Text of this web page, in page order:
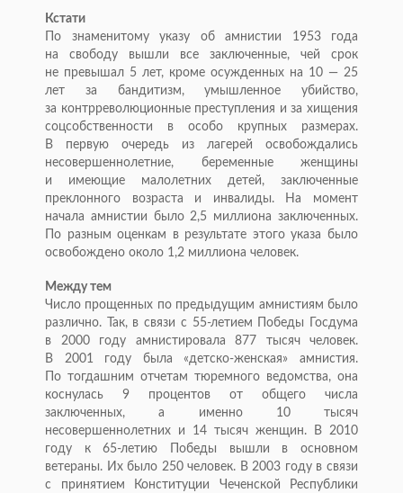
Кстати
По
знаменитому указу об
амнистии 1953 года
на
свободу вышли все заключенные, чей срок
не превышал 5 лет, кроме осужденных на 10 — 25
лет за
бандитизм, умышленное убийство,
за контрреволюционные преступления и за хищения
соцсобственности в
особо крупных размерах.
В
первую очередь из
лагерей освобождались
несовершеннолетние, беременные женщины
и
имеющие малолетних детей, заключенные
преклонного возраста и
инвалиды. На
момент
начала амнистии было 2,5 миллиона заключенных.
По разным оценкам в результате этого указа было
освобождено около 1,2 миллиона человек.
Между тем
Число прощенных по предыдущим амнистиям было
различно. Так, в связи с 55-летием Победы Госдума
в
2000 году амнистировала 877 тысяч человек.
В
2001 году была «детско-женская»
амнистия.
По тогдашним отчетам тюремного ведомства, она
коснулась 9 процентов от
общего числа
заключенных, а
именно 10 тысяч
несовершеннолетних и
14 тысяч женщин. В 2010
году к
65-летию Победы вышли в
основном
ветераны. Их было 250 человек. В 2003 году в связи
с
принятием Конституции Чеченской Республики